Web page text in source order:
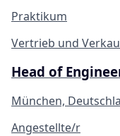
Praktikum
Vertrieb und
Head of
München,
Angestellte/r